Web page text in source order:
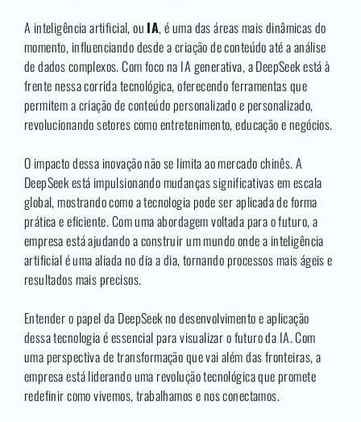
A inteligência artificial, ou IA, é uma das áreas mais dinâmicas do
momento, influenciando desde a criação de conteúdo até a análise
de dados complexos. Com foco na IA generativa, a DeepSeek está à
frente nessa corrida tecnológica, oferecendo ferramentas que
permitem a criação de conteúdo personalizado e personalizado,
revolucionando setores como entretenimento, educação e negócios.
O impacto dessa inovação não se limita ao mercado chinês. A
DeepSeek está impulsionando mudanças significativas em escala
global, mostrando como a tecnologia pode ser aplicada de forma
prática e eficiente. Com uma abordagem voltada para o futuro, a
empresa está ajudando a construir um mundo onde a inteligência
artificial é uma aliada no dia a dia, tornando processos mais ágeis e
resultados mais precisos.
Entender o papel da DeepSeek no desenvolvimento e aplicação
dessa tecnologia é essencial para visualizar o futuro da IA. Com
uma perspectiva de transformação que vai além das fronteiras, a
empresa está liderando uma revolução tecnológica que promete
redefinir como vivemos, trabalhamos e nos conectamos.